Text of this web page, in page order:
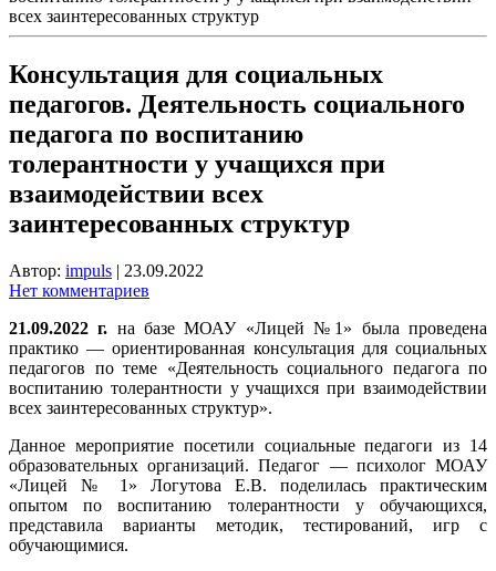
всех заинтересованных структур
Консультация для социальных
педагогов. Деятельность социального
педагога по воспитанию
толерантности у учащихся при
взаимодействии всех
заинтересованных структур
Автор: impuls | 23.09.2022
Нет комментариев
21.09.2022 г. на базе МОАУ «Лицей №1» была проведена
практико — ориентированная консультация для социальных
педагогов по теме «Деятельность социального педагога по
воспитанию толерантности у учащихся при взаимодействии
всех заинтересованных структур».
Данное мероприятие посетили социальные педагоги из 14
образовательных организаций. Педагог — психолог МОАУ
«Лицей № 1» Логутова Е.В. поделилась практическим
опытом по воспитанию толерантности у обучающихся,
представила варианты методик, тестирований, игр с
обучающимися.